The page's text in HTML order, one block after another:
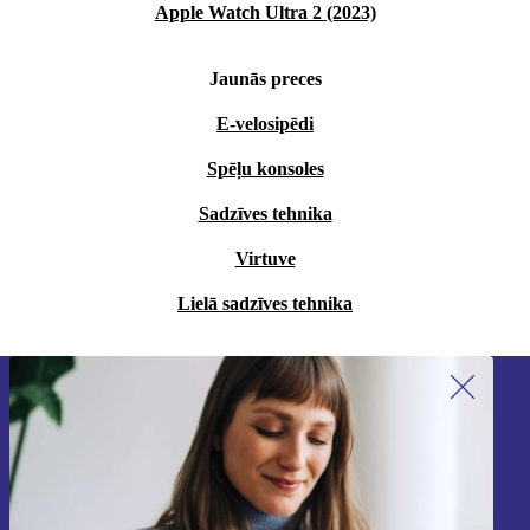
Apple Watch Ultra 2 (2023)
Jaunās preces
E-velosipēdi
Spēļu konsoles
Sadzīves tehnika
Virtuve
Lielā sadzīves tehnika
Piesakieties mūsu jaunumu
saņemšanai!
Nekad vairs nepalaidiet garām nevienu
piedāvājumu.